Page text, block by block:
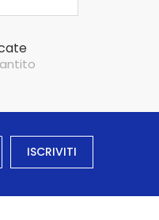
ISCRIVITI